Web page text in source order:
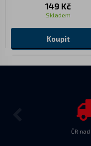
149 Kč
Skladem
Koupit
ČR nad